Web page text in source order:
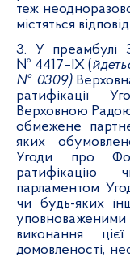
теж
містяться
3. У преамбулі
№ 4417–ІХ (
№ 0309)
ратифікації
Верховною
обмежене
яких
Угоди про
ратифікацію
парламентом
чи будь-яких
виконання
домовленості,